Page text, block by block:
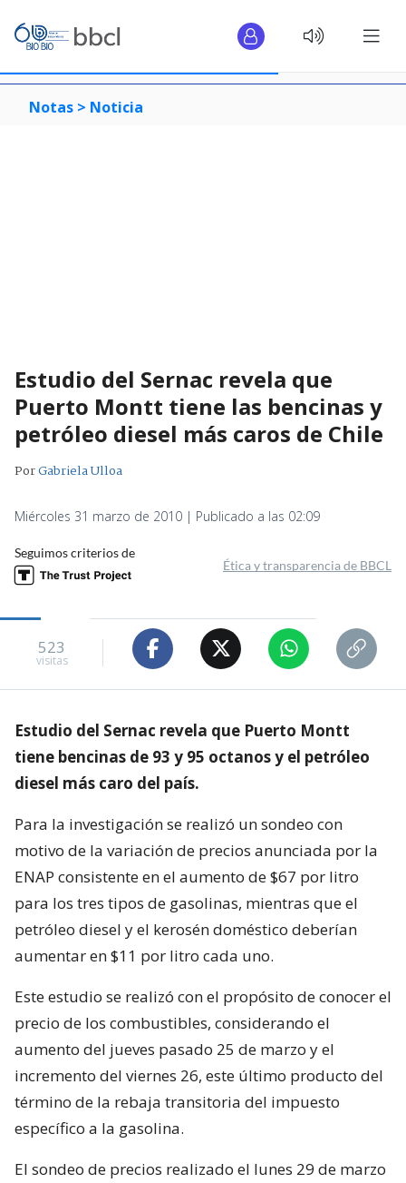
Notas > Noticia
Estudio del Sernac revela que
Puerto Montt tiene las bencinas y
petróleo diesel más caros de Chile
PorGabriela Ulloa
Miércoles 31 marzo de 2010 | Publicado a las 02:09
Seguimos criterios de
Ética y transparencia de BBCL
523
visitas
Estudio del Sernac revela que Puerto Montt
tiene bencinas de 93 y 95 octanos y el petróleo
diesel más caro del país.
Para la investigación se realizó un sondeo con
motivo de la variación de precios anunciada por la
ENAP consistente en el aumento de $67 por litro
para los tres tipos de gasolinas, mientras que el
petróleo diesel y el kerosén doméstico deberían
aumentar en $11 por litro cada uno.
Este estudio se realizó con el propósito de conocer el
precio de los combustibles, considerando el
aumento del jueves pasado 25 de marzo y el
incremento del viernes 26, este último producto del
término de la rebaja transitoria del impuesto
específico a la gasolina.
El sondeo de precios realizado el lunes 29 de marzo